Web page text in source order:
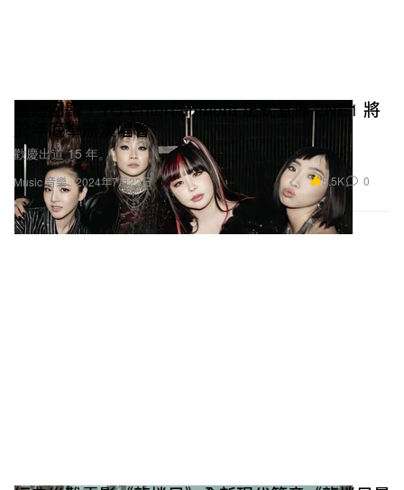
Music 音樂
重磅回歸！YG Entertainment 正式宣佈 2NE1 將
於年底舉辦演唱會
歡慶出道 15 年。
2024年7月22日 5.5K 0